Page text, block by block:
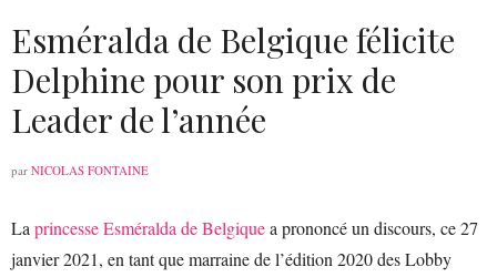
Esméralda de Belgique félicite
Delphine pour son prix de
Leader de l’année
par NICOLAS FONTAINE
La princesse Esméralda de Belgiquea prononcé un discours, ce 27
janvier 2021, en tant que marraine de l’édition 2020 des Lobby